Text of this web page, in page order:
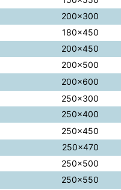
200×300
180×450
200×450
200×500
200×600
250×300
250×400
250×450
250×470
250×500
250×550